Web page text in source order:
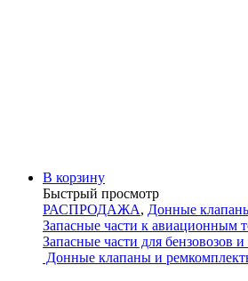
В корзину
Быстрый просмотр
РАСПРОДАЖА, Донные
Запасные части к авиационным
Запасные части для бензовозов
Донные клапаны и